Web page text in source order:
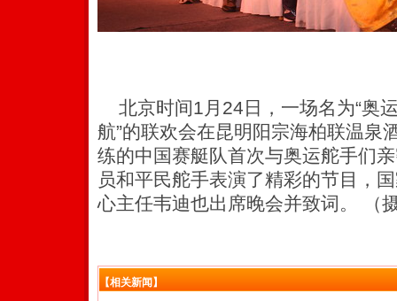
北京时间1月24日，一场名为“奥
航”的联欢会在昆明阳宗海柏联温泉
练的中国赛艇队首次与奥运舵手们
员和平民舵手表演了精彩的节目，
心主任韦迪也出席晚会并致词。 （
【相关新闻】